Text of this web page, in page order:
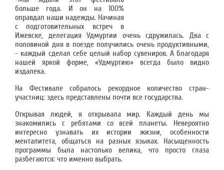
больше года. И он на 100%
оправдал наши надежды. Начиная
с подготовительных встреч в
Ижевске, делегация Удмуртии очень сдружилась. Два с
половиной дня в поезде получились очень продуктивными,
- каждый сделал себе целый набор сувениров. А благодаря
нашей яркой форме, «Удмуртию» всегда было видно
издалека.
На Фестивале собралось рекордное количество стран-
участниц: здесь представлены почти все государства.
Открывая людей, я открывала мир. Каждый день мы
знакомились с ребятами со всей планеты. Невероятно
интересно узнавать их истории жизни, особенности
менталитета, общаться на разных языках. Насыщенность
программы была настолько велика, что просто глаза
разбегаются: что именно выбрать.